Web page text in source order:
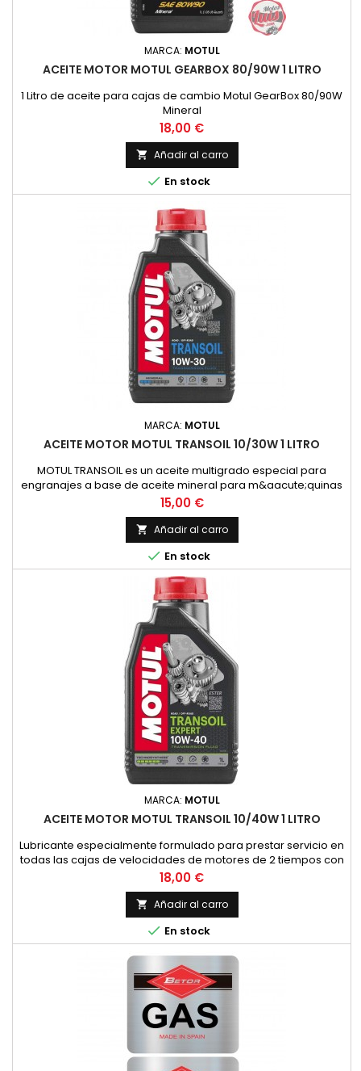
MARCA: MOTUL
ACEITE MOTOR MOTUL GEARBOX 80/90W 1 LITRO
1 Litro de aceite para cajas de cambio Motul GearBox 80/90W
Mineral
Precio
18,00 €
 Añadir al carro
 En stock
MARCA: MOTUL
ACEITE MOTOR MOTUL TRANSOIL 10/30W 1 LITRO
MOTUL TRANSOIL es un aceite multigrado especial para
engranajes a base de aceite mineral para m&aacute;quinas
de dos tiempos con lubricaci&oacute;n separada de los
engranajes. Corresponde a la recomendaci&oacute;n de
YAMAHA para estas transmisiones.ESPECIFICACIONES /
NORMAS:NORMAS: SAE 10W-30VENTAJAS ESPECIALES:- Permite
un cambio de marchas f&aacute;cil...
Precio
15,00 €
 Añadir al carro
 En stock
MARCA: MOTUL
ACEITE MOTOR MOTUL TRANSOIL 10/40W 1 LITRO
Lubricante especialmente formulado para prestar servicio en
todas las cajas de velocidades de motores de 2 tiempos con
embrague sumergido, donde el constructor recomienda un
lubricante de viscosidad SAE 10W40 y API GL4. (HONDA,
YAMAHA, SUZUKI, KAWASAKI, ETC.).Asimismo, es
recomendable su uso en todos los grupos de finales de
ciclomotores y scooters con...
Precio
18,00 €
 Añadir al carro
 En stock